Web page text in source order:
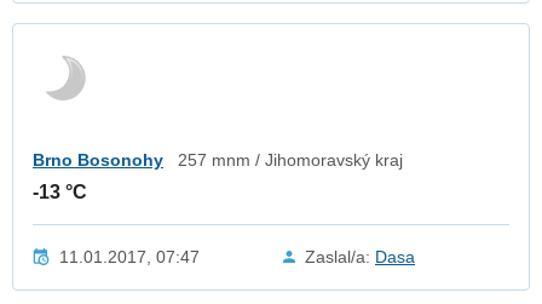
Brno Bosonohy 257 mnm / Jihomoravský kraj
-13 °C
11.01.2017, 07:47 Zaslal/a: Dasa